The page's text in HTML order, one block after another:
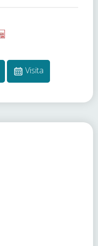
Visita